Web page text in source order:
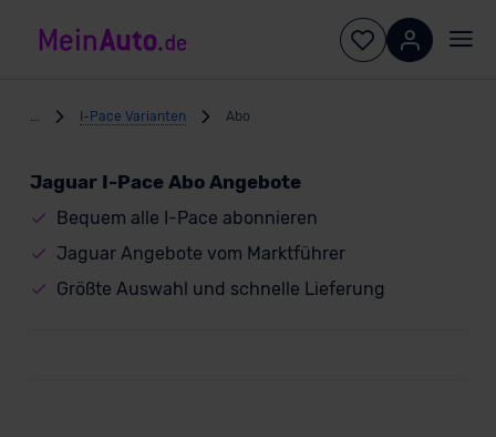
I-Pace Varianten Abo
Jaguar I-Pace Abo Angebote
Bequem alle I-Pace abonnieren
Jaguar Angebote vom Marktführer
Größte Auswahl und schnelle Lieferung